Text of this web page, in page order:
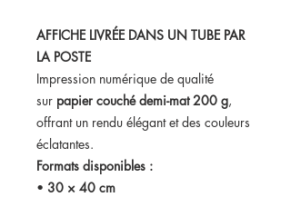
AFFICHE LIVRÉE DANS UN TUBE PAR
LA POSTE
Impression numérique de qualité
sur papier couché demi-mat 200 g,
offrant un rendu élégant et des couleurs
éclatantes.
Formats disponibles :
• 30 × 40 cm